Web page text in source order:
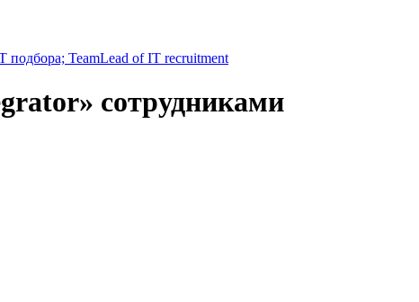
подбора; TeamLead of IT recruitment
сотрудниками